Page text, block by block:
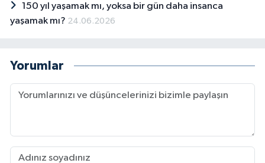
150 yıl yaşamak mı, yoksa bir gün daha insanca
yaşamak mı? 24.06.2026
Yorumlar